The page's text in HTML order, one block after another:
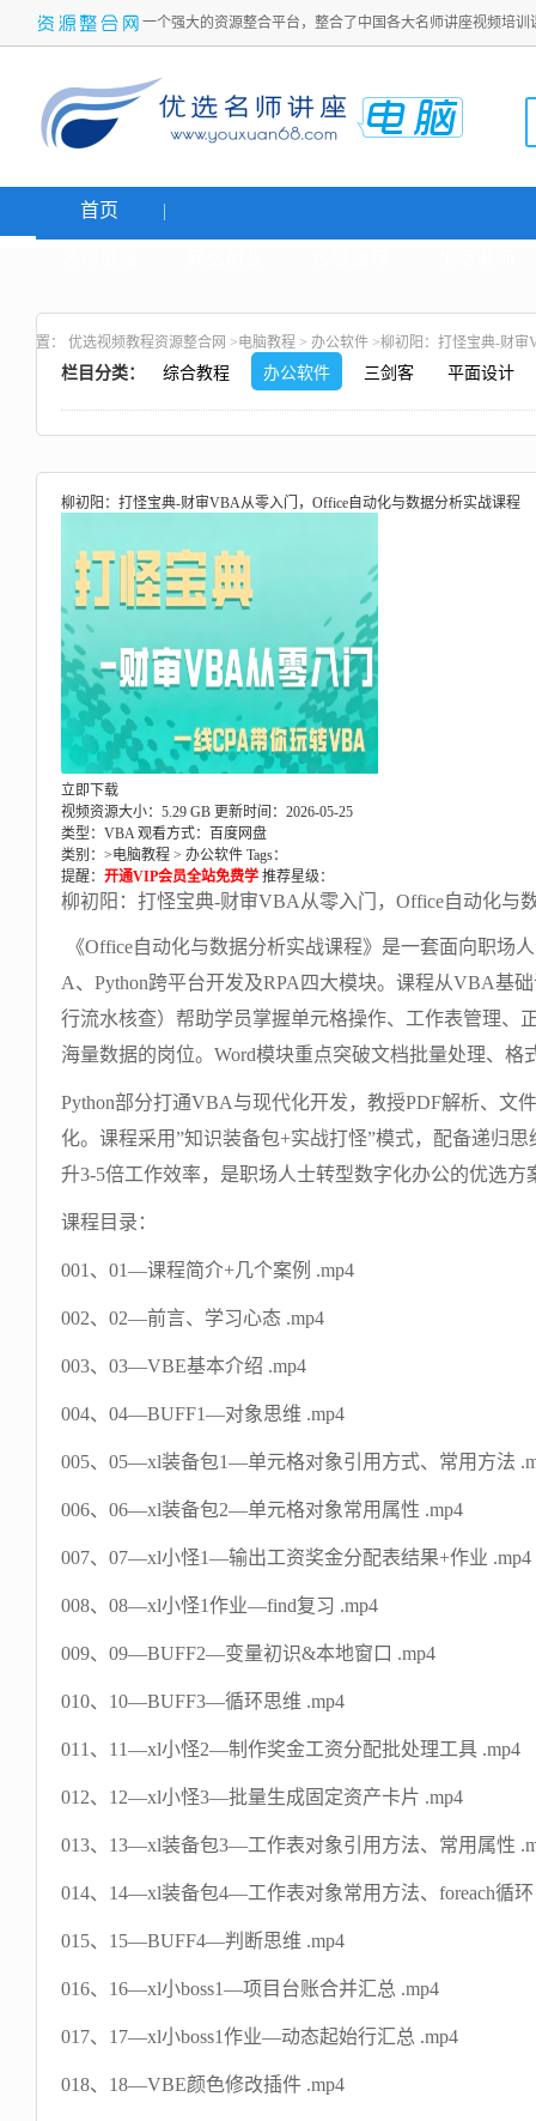
一个强大的资源整合平台，整合了中国各大名师讲座视频培
首页
置： 优选视频教程资源整合网 >电脑教程 > 办公软件 >柳初阳：打怪宝典-财审
栏目分类： 综合教程 办公软件 三剑客 平面设计
柳初阳：打怪宝典-财审VBA从零入门，Office自动化与数据分析实战课程
立即下载
视频资源大小：5.29 GB 更新时间：2026-05-25
类型：VBA观看方式：百度网盘
类别：>电脑教程 > 办公软件 Tags：
提醒： 开通VIP会员全站免费学 推荐星级：
柳初阳：打怪宝典-财审VBA从零入门，Office自动化与
《Office自动化与数据分析实战课程》是一套面向职场
A、Python跨平台开发及RPA四大模块。课程从VBA基
行流水核查）帮助学员掌握单元格操作、工作表管理、
海量数据的岗位。Word模块重点突破文档批量处理、
Python部分打通VBA与现代化开发，教授PDF解析、文
化。课程采用”知识装备包+实战打怪”模式，配备递归
升3-5倍工作效率，是职场人士转型数字化办公的优选方
课程目录：
001、01—课程简介+几个案例 .mp4
002、02—前言、学习心态 .mp4
003、03—VBE基本介绍 .mp4
004、04—BUFF1—对象思维 .mp4
005、05—xl装备包1—单元格对象引用方式、常用方法
006、06—xl装备包2—单元格对象常用属性 .mp4
007、07—xl小怪1—输出工资奖金分配表结果+作业 .mp4
008、08—xl小怪1作业—find复习 .mp4
009、09—BUFF2—变量初识&本地窗口 .mp4
010、10—BUFF3—循环思维 .mp4
011、11—xl小怪2—制作奖金工资分配批处理工具 .mp4
012、12—xl小怪3—批量生成固定资产卡片 .mp4
013、13—xl装备包3—工作表对象引用方法、常用属性
014、14—xl装备包4—工作表对象常用方法、foreach循环
015、15—BUFF4—判断思维 .mp4
016、16—xl小boss1—项目台账合并汇总 .mp4
017、17—xl小boss1作业—动态起始行汇总 .mp4
018、18—VBE颜色修改插件 .mp4